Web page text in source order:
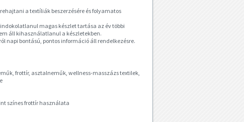
a textíliák beszerzésére és folyamatos
magas készlet tartása az év többi
áll kihasználatlanul a készletekben.
napi bontású, pontos információ áll rendelkezésre.
frottír, asztalneműk, wellness-masszázs textilek,
színes frottír használata